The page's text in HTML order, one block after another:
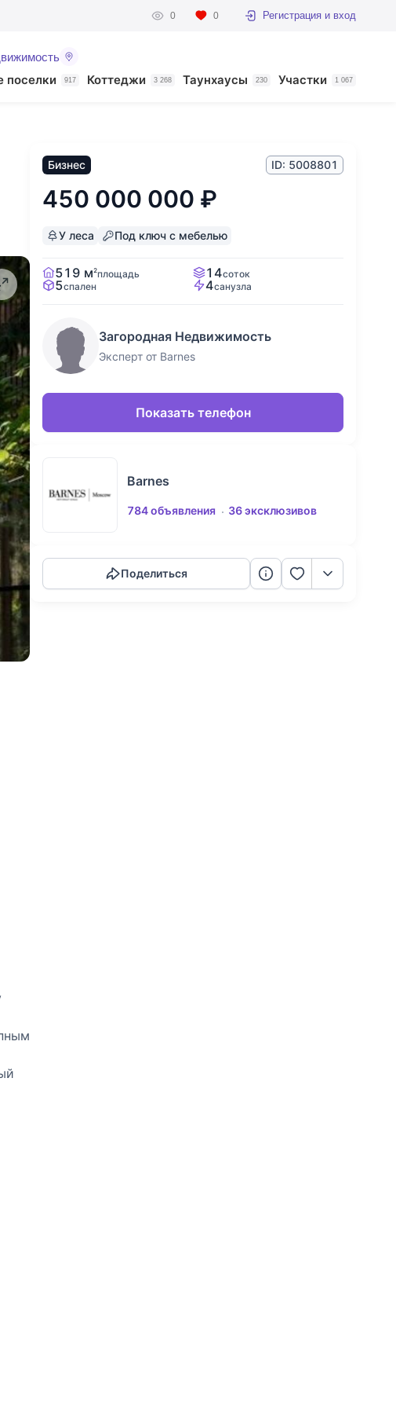
0 0 Регистрация и вход
поселки 917 Коттеджи 3 268 Таунхаусы 230 Участки 1 067
Бизнес ID: 5008801
450 000 000 ₽
У леса Под ключ с мебелью
519 м2площадь 14соток
5спален 4санузла
Загородная Недвижимость
Эксперт от Barnes
Показать телефон
Barnes
784 объявления 36 эксклюзивов
Поделиться